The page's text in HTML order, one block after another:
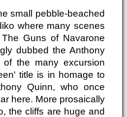
small pebble-beached
where many scenes
Guns of Navarone
dubbed the Anthony
the many excursion
title is in homage to
Quinn, who once
here. More prosaically
the cliffs are huge and